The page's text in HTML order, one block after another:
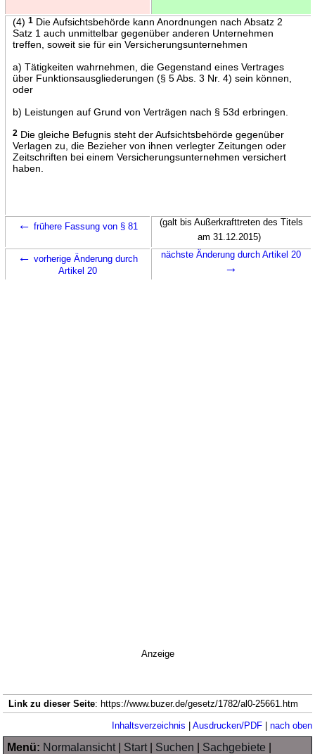
(4) 1Die Aufsichtsbehörde kann Anordnungen nach Absatz 2
Satz 1 auch unmittelbar gegenüber anderen Unternehmen
treffen, soweit sie für ein Versicherungsunternehmen
a) Tätigkeiten wahrnehmen, die Gegenstand eines Vertrages
über Funktionsausgliederungen (§ 5 Abs. 3 Nr. 4) sein können,
oder
b) Leistungen auf Grund von Verträgen nach § 53d erbringen.
2Die gleiche Befugnis steht der Aufsichtsbehörde gegenüber
Verlagen zu, die Bezieher von ihnen verlegter Zeitungen oder
Zeitschriften bei einem Versicherungsunternehmen versichert
haben.
← frühere Fassung von § 81
(galt bis Außerkrafttreten des Titels
am 31.12.2015)
← vorherige Änderung durch
Artikel 20
nächste Änderung durch Artikel 20
→
Anzeige
Link zu dieser Seite: https://www.buzer.de/gesetz/1782/al0-25661.htm
Inhaltsverzeichnis | Ausdrucken/PDF| nach oben
Menü: Normalansicht| Start| Suchen Sachgebiete